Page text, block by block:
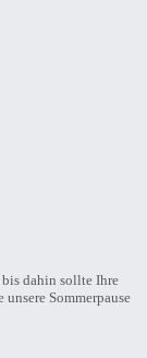
dahin sollte Ihre
Sommerpause